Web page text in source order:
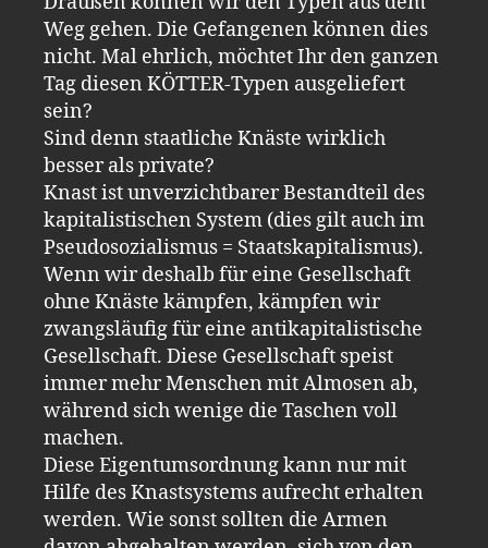
Weg gehen. Die Gefangenen können dies
nicht. Mal ehrlich, möchtet Ihr den ganzen
Tag diesen KÖTTER-Typen ausgeliefert
sein?
Sind denn staatliche Knäste wirklich
besser als private?
Knast ist unverzichtbarer Bestandteil des
kapitalistischen System (dies gilt auch im
Pseudosozialismus = Staatskapitalismus).
Wenn wir deshalb für eine Gesellschaft
ohne Knäste kämpfen, kämpfen wir
zwangsläufig für eine antikapitalistische
Gesellschaft. Diese Gesellschaft speist
immer mehr Menschen mit Almosen ab,
während sich wenige die Taschen voll
machen.
Diese Eigentumsordnung kann nur mit
Hilfe des Knastsystems aufrecht erhalten
werden. Wie sonst sollten die Armen